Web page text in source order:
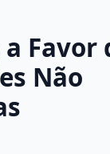
Favor
Não